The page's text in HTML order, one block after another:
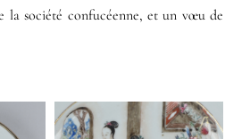
la société confucéenne, et un vœu de